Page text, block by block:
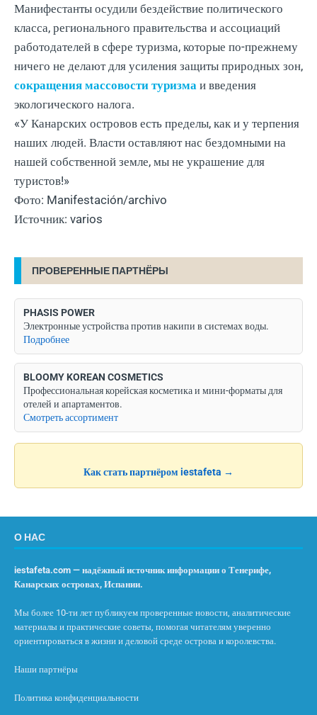
Манифестанты осудили бездействие политического
класса, регионального правительства и ассоциаций
работодателей в сфере туризма, которые по-прежнему
ничего не делают для усиления защиты природных зон,
сокращения массовости туризма и введения
экологического налога.
«У Канарских островов есть пределы, как и у терпения
наших людей. Власти оставляют нас бездомными на
нашей собственной земле, мы не украшение для
туристов!»
Фото: Manifestación/archivo
Источник: varios
ПРОВЕРЕННЫЕ ПАРТНЁРЫ
PHASIS POWER
Электронные устройства против накипи в системах воды.
Подробнее
BLOOMY KOREAN COSMETICS
Профессиональная корейская косметика и мини-форматы для
отелей и апартаментов.
Смотреть ассортимент
Как стать партнёром iestafeta →
О НАС
iestafeta.com — надёжный источник информации о Тенерифе,
Канарских островах, Испании.
Мы более 10-ти лет публикуем проверенные новости, аналитические
материалы и практические советы, помогая читателям уверенно
ориентироваться в жизни и деловой среде острова и королевства.
Наши партнёры
Политика конфиденциальности